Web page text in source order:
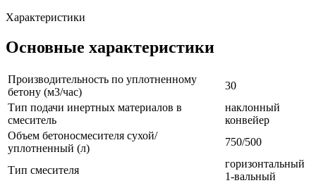
Характеристики
Основные характеристики
Производительность по уплотненному
бетону (м3/час)
30
Тип подачи инертных материалов в
смеситель
наклонный
конвейер
Объем бетоносмесителя сухой/
уплотненный (л)
750/500
Тип смесителя
горизонтальный
1-вальный